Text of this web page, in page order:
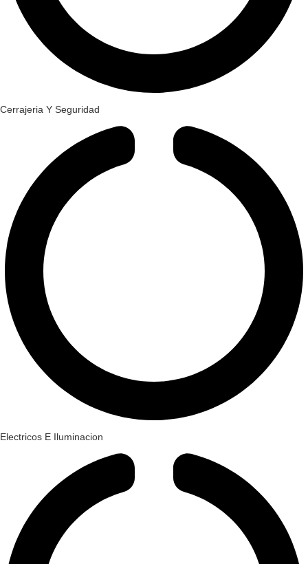
Cerrajeria Y Seguridad
Electricos E Iluminacion